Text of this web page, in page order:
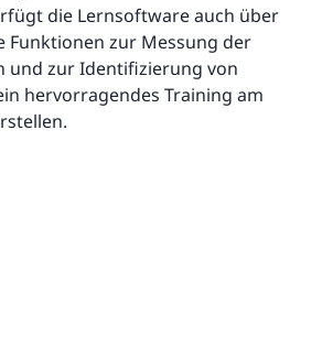
die Lernsoftware auch über
Funktionen zur Messung der
und zur Identifizierung von
hervorragendes Training am